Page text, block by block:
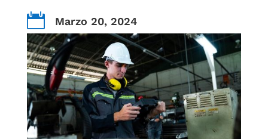
 Marzo 20, 2024